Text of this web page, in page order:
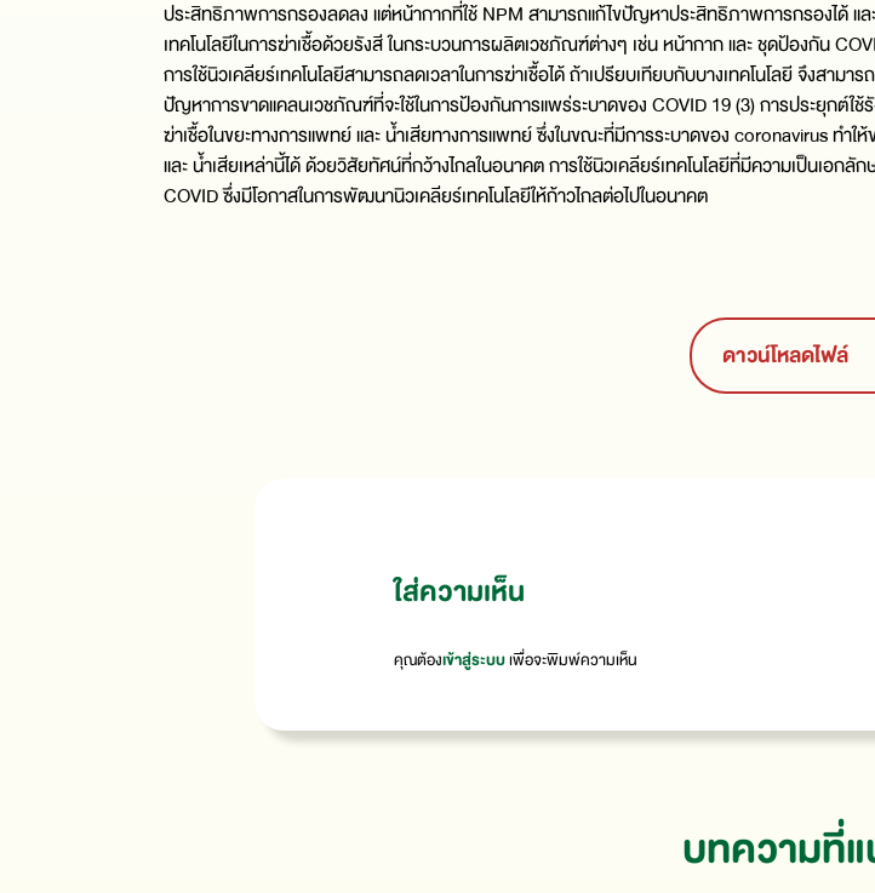
ประสิทธิภาพการกรองลดลง แต่หน้ากากที่ใช้ NPM สามารถแก้ไขปัญหาประสิทธิภาพการกรองได้ แ
เทคโนโลยีในการฆ่าเชื้อด้วยรังสี ในกระบวนการผลิตเวชภัณฑ์ต่างๆ เช่น หน้ากาก และ ชุดป้องกัน
การใช้นิวเคลียร์เทคโนโลยีสามารถลดเวลาในการฆ่าเชื้อได้ ถ้าเปรียบเทียบกับบางเทคโนโลยี จึงส
ปัญหาการขาดแคลนเวชภัณฑ์ที่จะใช้ในการป้องกันการแพร่ระบาดของ COVID 19 (3) การประยุกต์
ฆ่าเชื้อในขยะทางการแพทย์ และ น้ำเสียทางการแพทย์ ซึ่งในขณะที่มีการระบาดของ coronavirus ทำ
และ น้ำเสียเหล่านี้ได้ ด้วยวิสัยทัศน์ที่กว้างไกลในอนาคต การใช้นิวเคลียร์เทคโนโลยีที่มีความเป็นเอ
COVID ซึ่งมีโอกาสในการพัฒนานิวเคลียร์เทคโนโลยีให้ก้าวไกลต่อไปในอนาคต
ดาวน์โหลดไฟล์
ใส่ความเห็น
คุณต้องเข้าสู่ระบบเพื่อจะพิมพ์ความเห็น
บทความที่แ